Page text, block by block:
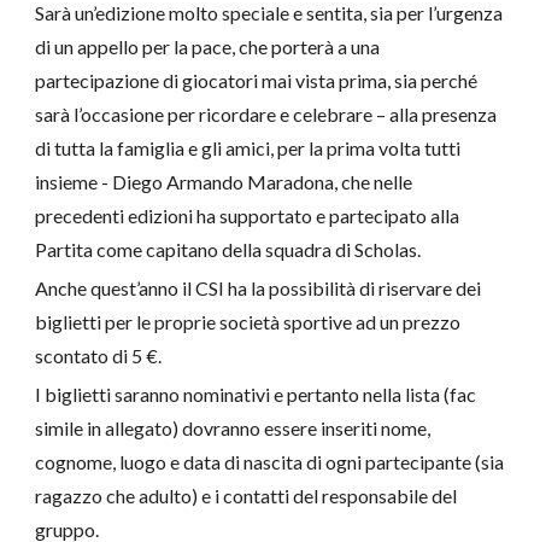
Sarà un’edizione molto speciale e sentita, sia per l’urgenza
di un appello per la pace, che porterà a una
partecipazione di giocatori mai vista prima, sia perché
sarà l’occasione per ricordare e celebrare – alla presenza
di tutta la famiglia e gli amici, per la prima volta tutti
insieme - Diego Armando Maradona, che nelle
precedenti edizioni ha supportato e partecipato alla
Partita come capitano della squadra di Scholas.
Anche quest’anno il CSI ha la possibilità di riservare dei
biglietti per le proprie società sportive ad un prezzo
scontato di 5 €.
I biglietti saranno nominativi e pertanto nella lista (fac
simile in allegato) dovranno essere inseriti nome,
cognome, luogo e data di nascita di ogni partecipante (sia
ragazzo che adulto) e i contatti del responsabile del
gruppo.